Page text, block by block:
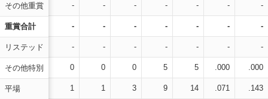
その他重賞
重賞合計
リステッド
その他特別
平場
- - - - - - -
- - - - - - -
- - - - - - -
0 0 0 5 5 .000 .000
1 1 3 9 14 .071 .143